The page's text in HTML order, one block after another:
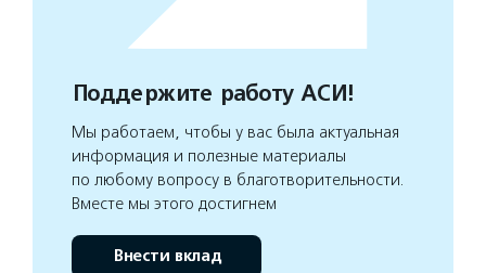
Поддержите работу АСИ!
Мы работаем, чтобы у вас была актуальная
информация и полезные материалы
по любому вопросу в благотворительности.
Вместе мы этого достигнем
Внести вклад